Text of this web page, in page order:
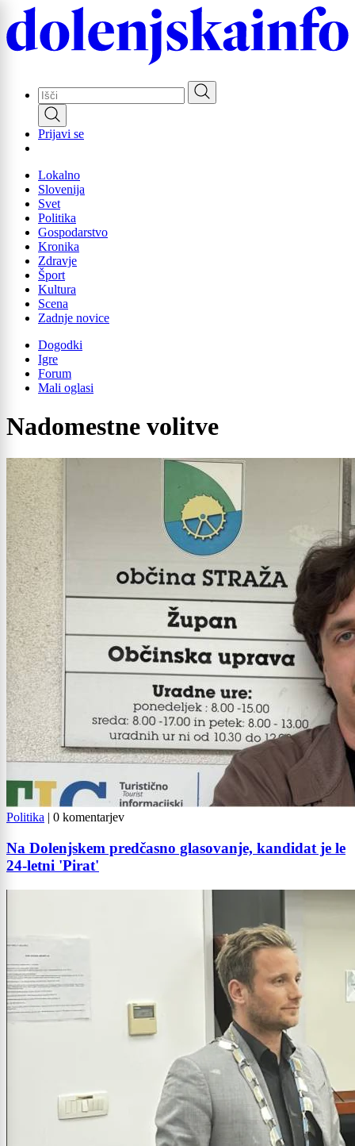
Skip
to
main
content
Prijavi se
Lokalno
Slovenija
Svet
Politika
Gospodarstvo
Kronika
Zdravje
Šport
Kultura
Scena
Zadnje novice
Dogodki
Igre
Forum
Mali oglasi
Nadomestne volitve
Politika 0 komentarjev
Na Dolenjskem predčasno glasovanje, kandidat je le
24-letni 'Pirat'